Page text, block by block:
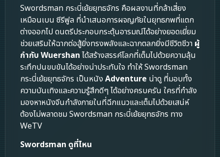
Swordsman กระบี่เย้ยยุทธจักร คือผลงานที่กล้าเสี่ยง
เหมือนเบน ซีรีฟูล ที่นำเสนอการผจญภัยในยุทธภพที่แตก
ต่างออกไป ดนตรีประกอบกระตุ้นอารมณ์ได้อย่างยอดเยี่ยม
ช่วยเสริมให้ฉากต่อสู้ยิ่งทรงพลังและฉากตลกยิ่งมีชีวิตชีวา ผู้
กำกับ Wuershan ได้สร้างสรรค์โลกที่เต็มไปด้วยความลุ้น
ระทึกปนขบขันได้อย่างน่าประทับใจ ทำให้ Swordsman
กระบี่เย้ยยุทธจักร เป็นหนัง Adventure น่าดู ที่มอบทั้ง
ความบันเทิงและความรู้สึกดีๆ ได้อย่างครบครัน ใครที่กำลัง
มองหาหนังจีนกำลังภายในที่ฉีกแนวและเต็มไปด้วยเสน่ห์
ต้องไม่พลาดชม Swordsman กระบี่เย้ยยุทธจักร ทาง
WeTV
Swordsman ดูที่ไหน